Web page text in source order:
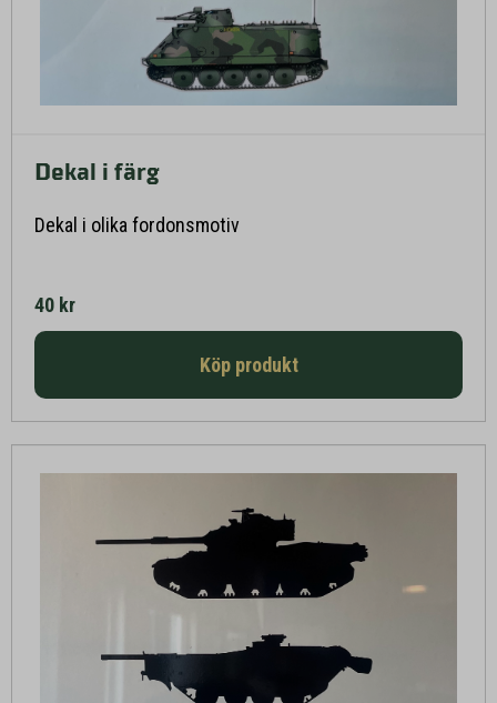
Dekal i färg
Dekal i olika fordonsmotiv
40 kr
Köp produkt
Läs mer här